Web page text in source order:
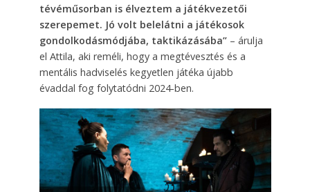
tévéműsorban is élveztem a játékvezetői
szerepemet. Jó volt belelátni a játékosok
gondolkodásmódjába, taktikázásába”– árulja
el Attila, aki reméli, hogy a megtévesztés és a
mentális hadviselés kegyetlen játéka újabb
évaddal fog folytatódni 2024-ben.